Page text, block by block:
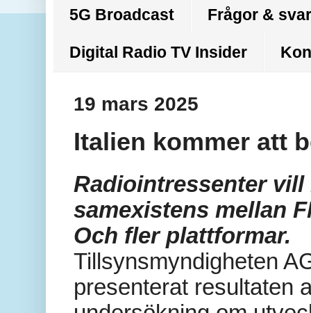
5G Broadcast Frågor &
Digital Radio TV Insider
19 mars 2025
Italien kommer att
Radiointressenter vill
samexistens mellan
Och fler plattformar.
Tillsynsmyndigheten
presenterat resultaten